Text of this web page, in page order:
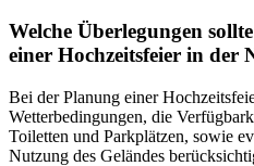
Welche Überlegungen
einer Hochzeitsfeier in der
Bei der Planung einer
Wetterbedingungen, die
Toiletten und Parkplätzen, sowie
Nutzung des Geländes